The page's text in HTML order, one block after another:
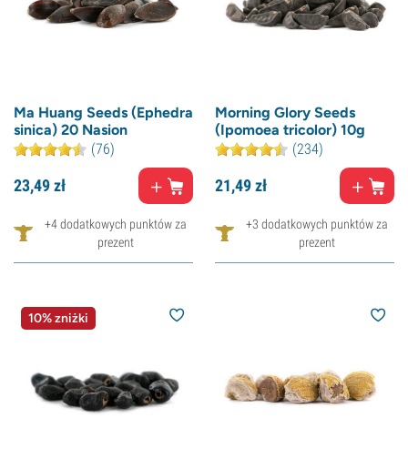
Ma Huang Seeds (Ephedra
sinica) 20 Nasion
(76)
23,49zł
+4 dodatkowych punktów za
prezent
Morning Glory Seeds
(Ipomoea tricolor) 10g
(234)
21,49zł
+3 dodatkowych punktów za
prezent
10% zniżki